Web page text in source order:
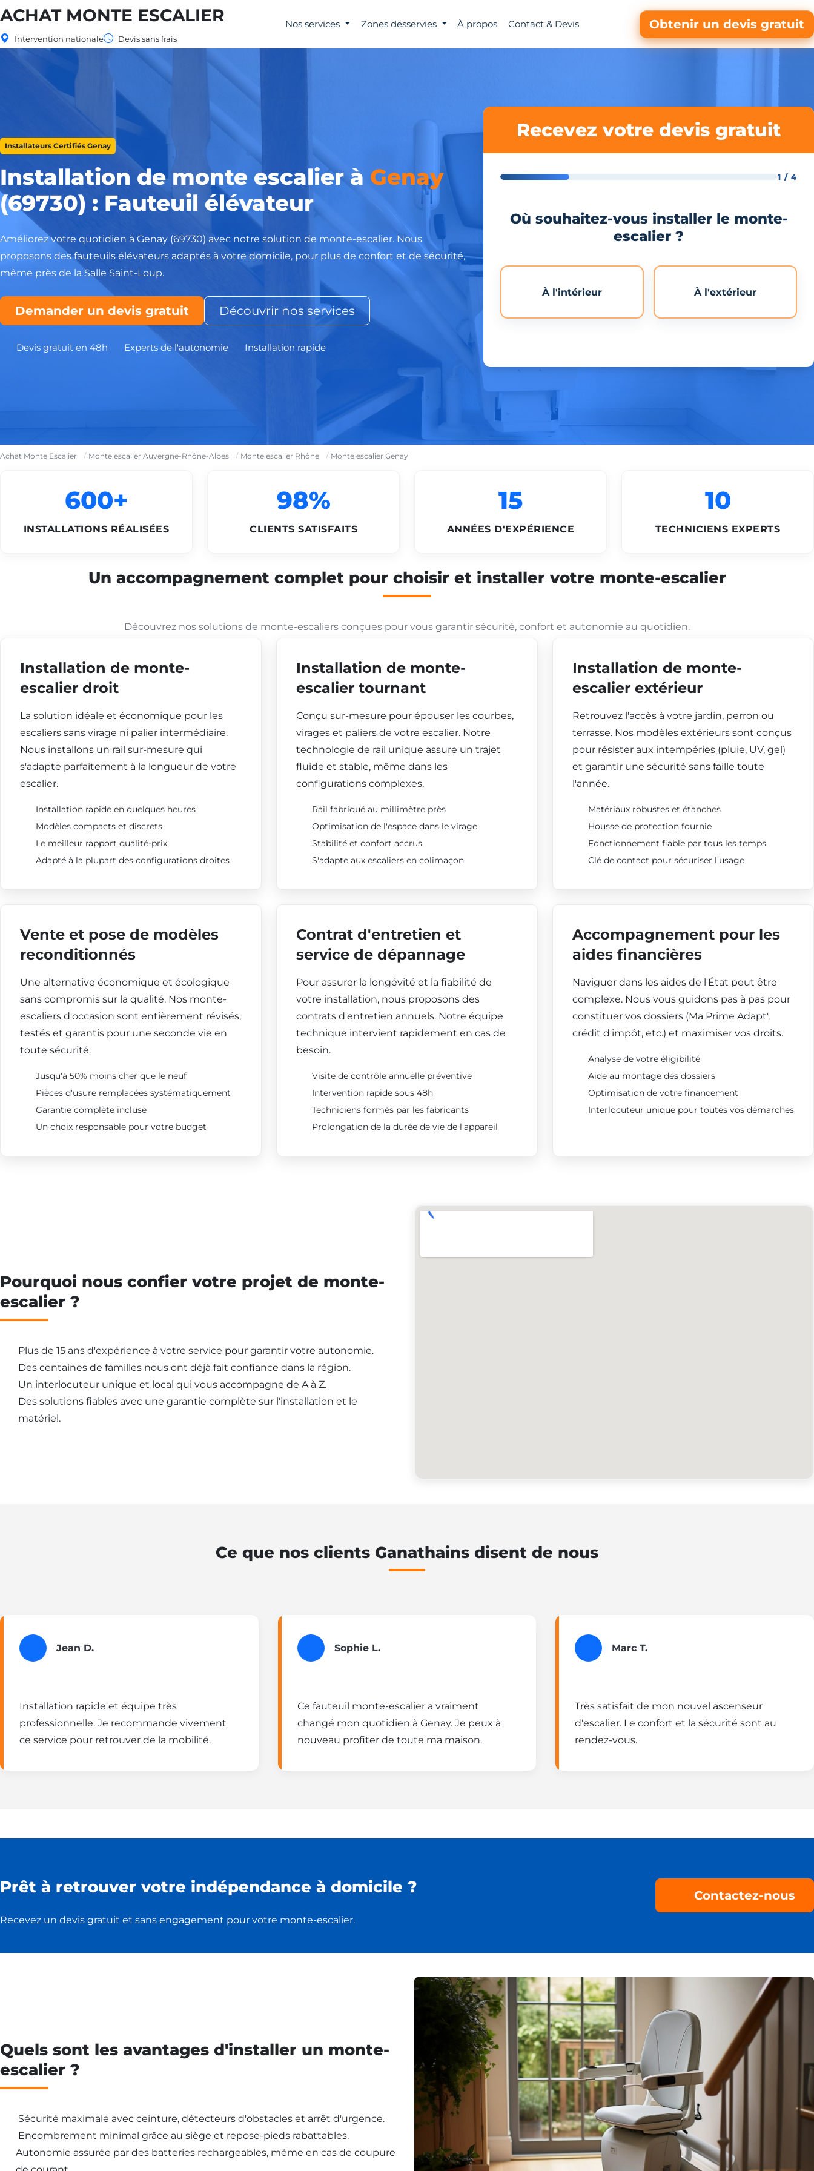
ACHAT MONTE ESCALIER
Intervention nationale Devis sans frais
Nos services Zones desservies À propos Contact & Devis Obtenir un devis gratuit
Installateurs Certifiés Genay
Installation de monte escalier à Genay
(69730) : Fauteuil élévateur
Améliorez votre quotidien à Genay (69730) avec notre solution de monte-escalier. Nous
proposons des fauteuils élévateurs adaptés à votre domicile, pour plus de confort et de sécurité,
même près de la Salle Saint-Loup.
Demander un devis gratuit Découvrir nos services
Devis gratuit en 48h Experts de l'autonomie Installation rapide
Recevez votre devis gratuit
1 / 4
Où souhaitez-vous installer le monte-
escalier ?
À l'intérieur À l'extérieur
Achat Monte Escalier Monte escalier Auvergne-Rhône-Alpes Monte escalier Rhône Monte escalier Genay
600+
INSTALLATIONS RÉALISÉES
98%
CLIENTS SATISFAITS
15
ANNÉES D'EXPÉRIENCE
10
TECHNICIENS EXPERTS
Un accompagnement complet pour choisir et installer votre monte-escalier
Découvrez nos solutions de monte-escaliers conçues pour vous garantir sécurité, confort et autonomie au quotidien.
Installation de monte-
escalier droit
La solution idéale et économique pour les
escaliers sans virage ni palier intermédiaire.
Nous installons un rail sur-mesure qui
s'adapte parfaitement à la longueur de votre
escalier.
Installation rapide en quelques heures
Modèles compacts et discrets
Le meilleur rapport qualité-prix
Adapté à la plupart des configurations droites
Installation de monte-
escalier tournant
Conçu sur-mesure pour épouser les courbes,
virages et paliers de votre escalier. Notre
technologie de rail unique assure un trajet
fluide et stable, même dans les
configurations complexes.
Rail fabriqué au millimètre près
Optimisation de l'espace dans le virage
Stabilité et confort accrus
S'adapte aux escaliers en colimaçon
Installation de monte-
escalier extérieur
Retrouvez l'accès à votre jardin, perron ou
terrasse. Nos modèles extérieurs sont conçus
pour résister aux intempéries (pluie, UV, gel)
et garantir une sécurité sans faille toute
l'année.
Matériaux robustes et étanches
Housse de protection fournie
Fonctionnement fiable par tous les temps
Clé de contact pour sécuriser l'usage
Vente et pose de modèles
reconditionnés
Une alternative économique et écologique
sans compromis sur la qualité. Nos monte-
escaliers d'occasion sont entièrement révisés,
testés et garantis pour une seconde vie en
toute sécurité.
Jusqu'à 50% moins cher que le neuf
Pièces d'usure remplacées systématiquement
Garantie complète incluse
Un choix responsable pour votre budget
Contrat d'entretien et
service de dépannage
Pour assurer la longévité et la fiabilité de
votre installation, nous proposons des
contrats d'entretien annuels. Notre équipe
technique intervient rapidement en cas de
besoin.
Visite de contrôle annuelle préventive
Intervention rapide sous 48h
Techniciens formés par les fabricants
Prolongation de la durée de vie de l'appareil
Accompagnement pour les
aides financières
Naviguer dans les aides de l'État peut être
complexe. Nous vous guidons pas à pas pour
constituer vos dossiers (Ma Prime Adapt',
crédit d'impôt, etc.) et maximiser vos droits.
Analyse de votre éligibilité
Aide au montage des dossiers
Optimisation de votre financement
Interlocuteur unique pour toutes vos démarches
Pourquoi nous confier votre projet de monte-
escalier ?
Plus de 15 ans d'expérience à votre service pour garantir votre autonomie.
Des centaines de familles nous ont déjà fait confiance dans la région.
Un interlocuteur unique et local qui vous accompagne de A à Z.
Des solutions fiables avec une garantie complète sur l'installation et le
matériel.
Ce que nos clients Ganathains disent de nous
Jean D.
Installation rapide et équipe très
professionnelle. Je recommande vivement
ce service pour retrouver de la mobilité.
Sophie L.
Ce fauteuil monte-escalier a vraiment
changé mon quotidien à Genay. Je peux à
nouveau profiter de toute ma maison.
Marc T.
Très satisfait de mon nouvel ascenseur
d'escalier. Le confort et la sécurité sont au
rendez-vous.
Prêt à retrouver votre indépendance à domicile ?
Recevez un devis gratuit et sans engagement pour votre monte-escalier.
Contactez-nous
Quels sont les avantages d'installer un monte-
escalier ?
Sécurité maximale avec ceinture, détecteurs d'obstacles et arrêt d'urgence.
Encombrement minimal grâce au siège et repose-pieds rabattables.
Autonomie assurée par des batteries rechargeables, même en cas de coupure